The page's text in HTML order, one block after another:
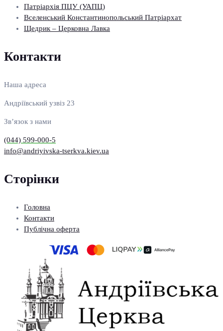
Патріархія ПЦУ (УАПЦ)
Вселенський Константинопольський Патріархат
Щедрик – Церковна Лавка
Контакти
Наша адреса
Андріївський узвіз 23
Зв’язок з нами
(044) 599-000-5
info@andriyivska-tserkva.kiev.ua
Сторінки
Головна
Контакти
Публічна оферта